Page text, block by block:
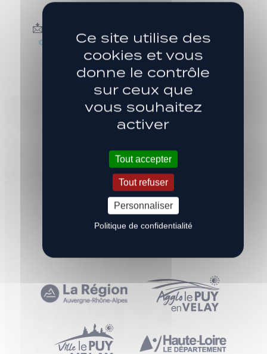
📩
commercial@lepuyfoot43.fr
NOS PARTENAIRES
Ce site utilise des
cookies et vous
donne le contrôle
sur ceux que
vous souhaitez
activer
Tout accepter
Tout refuser
Personnaliser
Politique de confidentialité